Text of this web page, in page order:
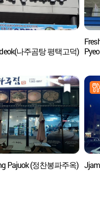
나주곰탕 평택고덕)
Pajuok (정찬봉파주옥)